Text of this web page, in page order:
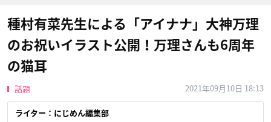
種村有菜先生による「アイナナ」大神万理
のお祝いイラスト公開！万理さんも6周年
の猫耳
話題 2021年09月10日 18:13
ライター：にじめん編集部